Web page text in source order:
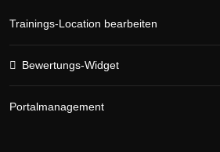
Trainings-Location bearbeiten
Bewertungs-Widget
Portalmanagement